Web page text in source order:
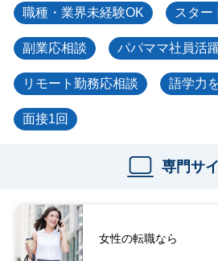
職種・業界未経験OK スター
副業応相談 パパママ社員活
リモート勤務応相談 語学力
面接1回
専門サ
女性の転職なら